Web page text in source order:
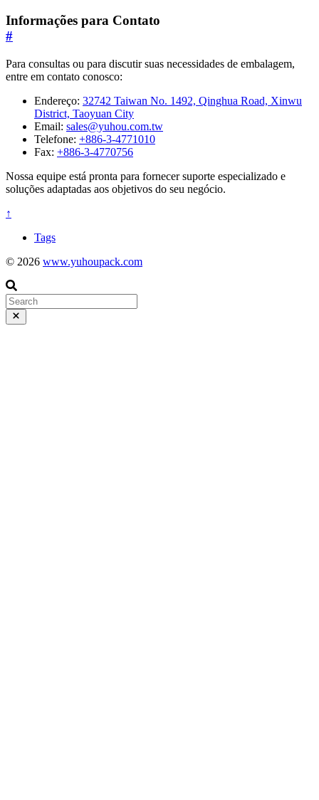
Informações para Contato
#
Para consultas ou para discutir suas necessidades de embalagem,
entre em contato conosco:
Endereço: 32742 Taiwan No. 1492, Qinghua Road, Xinwu
District, Taoyuan City
Email: sales@yuhou.com.tw
Telefone: +886-3-4771010
Fax: +886-3-4770756
Nossa equipe está pronta para fornecer suporte especializado e
soluções adaptadas aos objetivos do seu negócio.
↑
Tags
© 2026 www.yuhoupack.com